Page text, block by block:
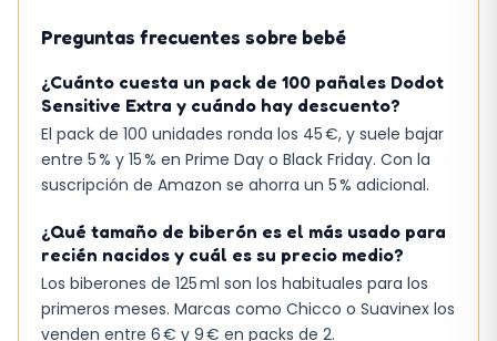
Preguntas frecuentes sobre bebé
¿Cuánto cuesta un pack de 100 pañales Dodot
Sensitive Extra y cuándo hay descuento?
El pack de 100 unidades ronda los 45 €, y suele bajar
entre 5 % y 15 % en Prime Day o Black Friday. Con la
suscripción de Amazon se ahorra un 5 % adicional.
¿Qué tamaño de biberón es el más usado para
recién nacidos y cuál es su precio medio?
Los biberones de 125 ml son los habituales para los
primeros meses. Marcas como Chicco o Suavinex los
venden entre 6 € y 9 € en packs de 2.